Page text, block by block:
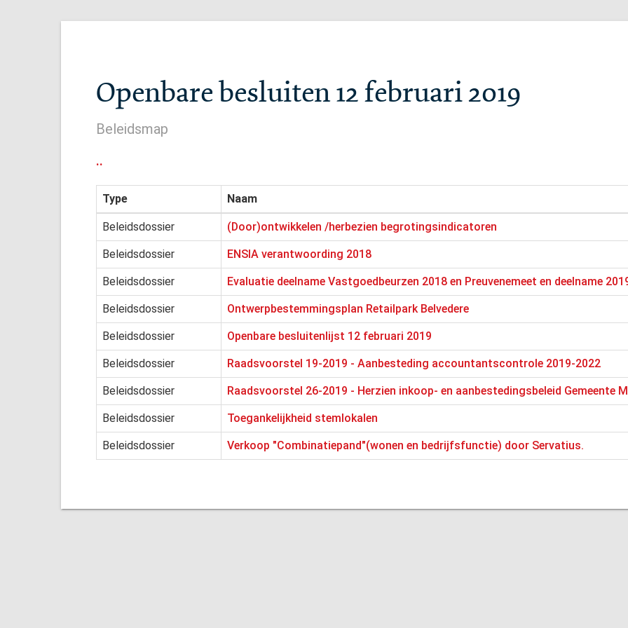
Openbare besluiten 12 februari 2019
Beleidsmap
..
Type Naam
Beleidsdossier (Door)ontwikkelen /herbezien begrotingsindicatoren
Beleidsdossier ENSIA verantwoording 2018
Beleidsdossier Evaluatie deelname Vastgoedbeurzen 2018 en Preuvenemeet en deelname
Beleidsdossier Ontwerpbestemmingsplan Retailpark Belvedere
Beleidsdossier Openbare besluitenlijst 12 februari 2019
Beleidsdossier Raadsvoorstel 19-2019 - Aanbesteding accountantscontrole 2019-2022
Beleidsdossier Raadsvoorstel 26-2019 - Herzien inkoop- en aanbestedingsbeleid Gemeente
Beleidsdossier Toegankelijkheid stemlokalen
Beleidsdossier Verkoop "Combinatiepand"(wonen en bedrijfsfunctie) door Servatius.